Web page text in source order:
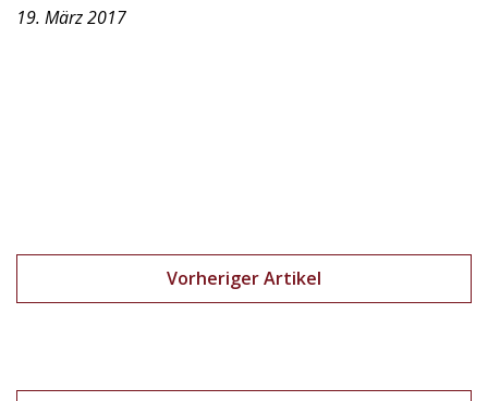
19. März 2017
Vorheriger Artikel